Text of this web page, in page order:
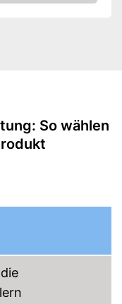
Handhabung mittels
Tastatur
So wählen